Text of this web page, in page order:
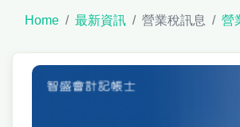
Home 最新資訊 營業稅訊息 營